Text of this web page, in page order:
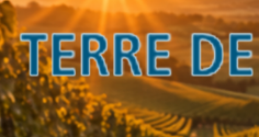
GAMME